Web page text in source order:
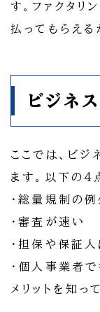
す。ファクタリ
払ってもらえる
ビジネ
ここでは、ビジ
ます。以下の4
・総量規制の
・審査が速い
・担保や保証
・個人事業者
メリットを知っ